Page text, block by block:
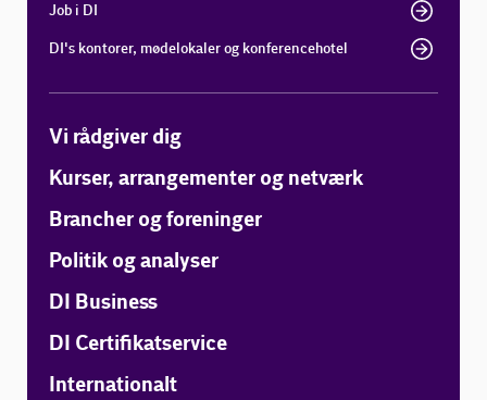
Job i DI
DI's kontorer, mødelokaler og konferencehotel
Vi rådgiver dig
Kurser, arrangementer og netværk
Brancher og foreninger
Politik og analyser
DI Business
DI Certifikatservice
Internationalt